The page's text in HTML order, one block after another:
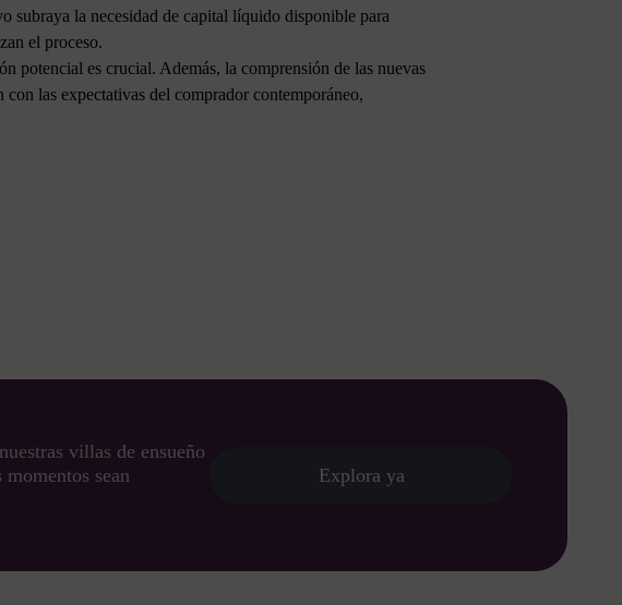
subraya la necesidad de capital líquido disponible para
el proceso.
potencial es crucial. Además, la comprensión de las nuevas
las expectativas del comprador contemporáneo,
villas de ensueño
sean
Explora ya